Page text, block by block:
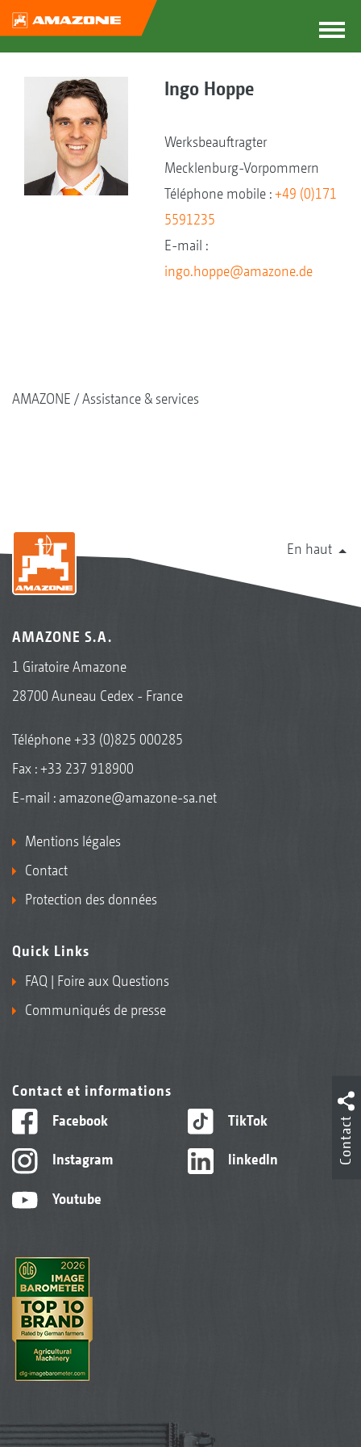
Ingo Hoppe
Werksbeauftragter
Mecklenburg-Vorpommern
Téléphone mobile :+49 (0)171
5591235
E-mail :
ingo.hoppe@amazone.de
AMAZONE Assistance & services
En haut
AMAZONE S.A.
1 Giratoire Amazone
28700 Auneau Cedex - France
Téléphone+33 (0)825 000285
Fax : +33 237 918900
E-mail : amazone@amazone-sa.net
Mentions légales
Contact
Protection des données
Quick Links
FAQ | Foire aux Questions
Communiqués de presse
Contact et informations
Facebook
Instagram
Youtube
TikTok
linkedIn Contact